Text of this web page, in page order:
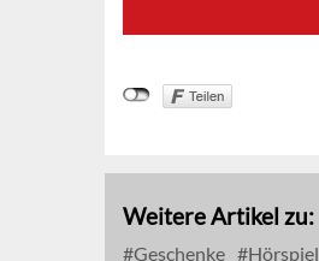
Weitere Artikel zu:
Geschenke Hörspiel